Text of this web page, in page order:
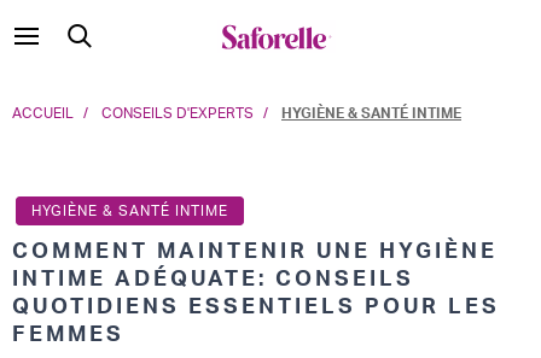
ACCUEIL CONSEILS D'EXPERTS HYGIÈNE & SANTÉ INTIME
HYGIÈNE & SANTÉ INTIME
COMMENT MAINTENIR UNE HYGIÈNE
INTIME ADÉQUATE: CONSEILS
QUOTIDIENS ESSENTIELS POUR LES
FEMMES